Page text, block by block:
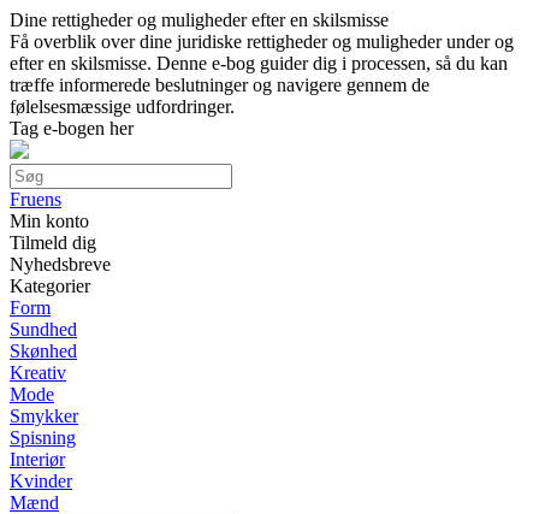
Dine rettigheder og muligheder efter en skilsmisse
Få overblik over dine juridiske rettigheder og muligheder under og
efter en skilsmisse. Denne e-bog guider dig i processen, så du kan
træffe informerede beslutninger og navigere gennem de
følelsesmæssige udfordringer.
Tag e-bogen her
Fruens
Min konto
Tilmeld dig
Nyhedsbreve
Kategorier
Form
Sundhed
Skønhed
Kreativ
Mode
Smykker
Spisning
Interiør
Kvinder
Mænd